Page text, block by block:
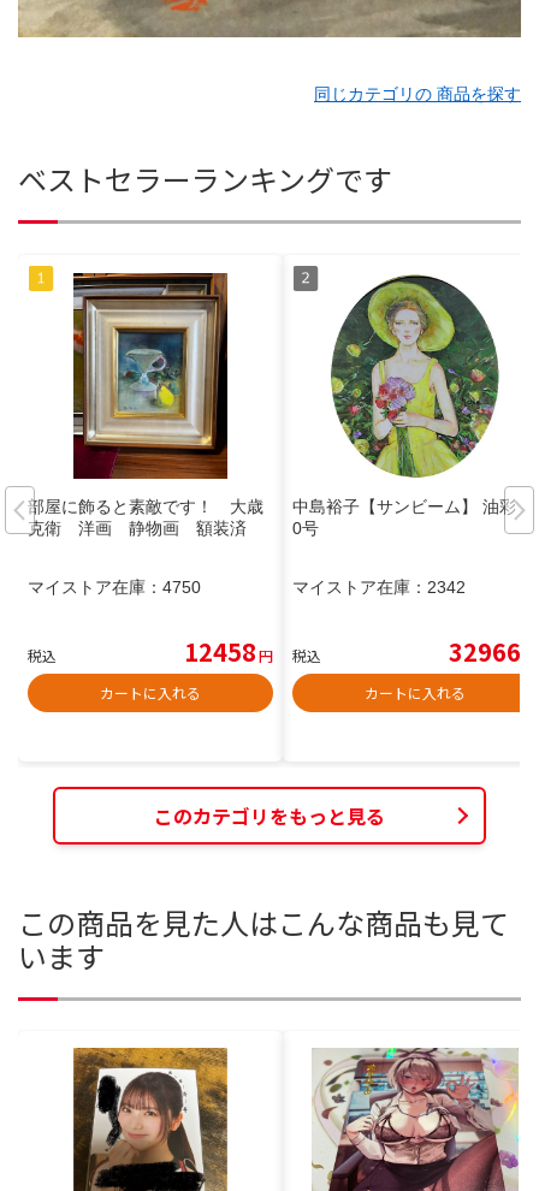
同じカテゴリの 商品を探す
ベストセラーランキングです
部屋に飾ると素敵です！ 大歳
克衛 洋画 静物画 額装済
マイストア在庫： 4750
税込 12458円
カートに入れる
中島裕子【サンビーム】 油彩 1
0号
マイストア在庫： 2342
税込 32966
カートに入れる
このカテゴリをもっと見る
この商品を見た人はこんな商品も見て
います